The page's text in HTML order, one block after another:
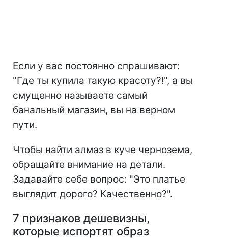
Если у вас постоянно спрашивают:
"Где ты купила такую красоту?!", а вы
смущенно называете самый
банальный магазин, вы на верном
пути.
Чтобы найти алмаз в куче чернозема,
обращайте внимание на детали.
Задавайте себе вопрос: "Это платье
выглядит дорого? Качественно?".
7 признаков дешевизны,
которые испортят образ